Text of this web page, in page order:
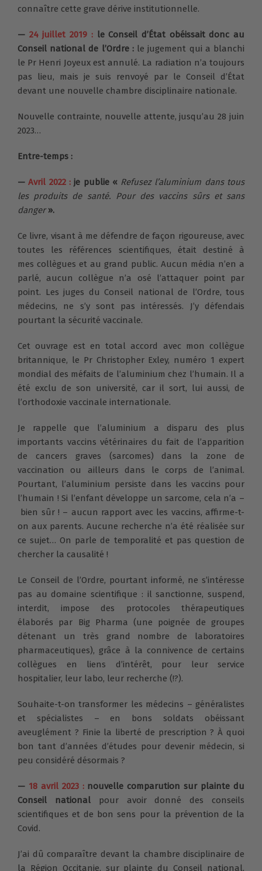
connaître cette grave dérive institutionnelle.
— 24 juillet 2019 : le Conseil d’État obéissait donc au
Conseil national de l’Ordre : le jugement qui a blanchi
le Pr Henri Joyeux est annulé. La radiation n’a toujours
pas lieu, mais je suis renvoyé par le Conseil d’État
devant une nouvelle chambre disciplinaire nationale.
Nouvelle contrainte, nouvelle attente, jusqu’au 28 juin
2023…
Entre-temps :
—Avril 2022 : je publie « Refusez l’aluminium dans tous
les produits de santé. Pour des vaccins sûrs et sans
danger».
Ce livre, visant à me défendre de façon rigoureuse, avec
toutes les références scientifiques, était destiné à
mes collègues et au grand public. Aucun média n’en a
parlé, aucun collègue n’a osé l’attaquer point par
point. Les juges du Conseil national de l’Ordre, tous
médecins, ne s’y sont pas intéressés. J’y défendais
pourtant la sécurité vaccinale.
Cet ouvrage est en total accord avec mon collègue
britannique, le Pr Christopher Exley, numéro 1 expert
mondial des méfaits de l’aluminium chez l’humain. Il a
été exclu de son université, car il sort, lui aussi, de
l’orthodoxie vaccinale internationale.
Je rappelle que l’aluminium a disparu des plus
importants vaccins vétérinaires du fait de l’apparition
de cancers graves (sarcomes) dans la zone de
vaccination ou ailleurs dans le corps de l’animal.
Pourtant, l’aluminium persiste dans les vaccins pour
l’humain ! Si l’enfant développe un sarcome, cela n’a –
bien sûr ! – aucun rapport avec les vaccins, affirme-t-
on aux parents. Aucune recherche n’a été réalisée sur
ce sujet… On parle de temporalité et pas question de
chercher la causalité !
Le Conseil de l’Ordre, pourtant informé, ne s’intéresse
pas au domaine scientifique : il sanctionne, suspend,
interdit, impose des protocoles thérapeutiques
élaborés par Big Pharma (une poignée de groupes
détenant un très grand nombre de laboratoires
pharmaceutiques), grâce à la connivence de certains
collègues en liens d’intérêt, pour leur service
hospitalier, leur labo, leur recherche (!?).
Souhaite-t-on transformer les médecins – généralistes
et spécialistes – en bons soldats obéissant
aveuglément ? Finie la liberté de prescription ? À quoi
bon tant d’années d’études pour devenir médecin, si
peu considéré désormais ?
— 18 avril 2023 : nouvelle comparution sur plainte du
Conseil national pour avoir donné des conseils
scientifiques et de bon sens pour la prévention de la
Covid.
J’ai dû comparaître devant la chambre disciplinaire de
la Région Occitanie, sur plainte du Conseil national,